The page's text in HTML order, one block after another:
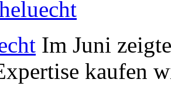
Im Juni
kaufen